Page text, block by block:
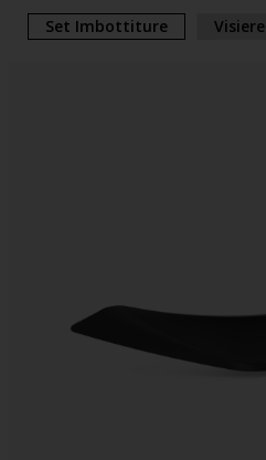
Set Imbottiture Visiere